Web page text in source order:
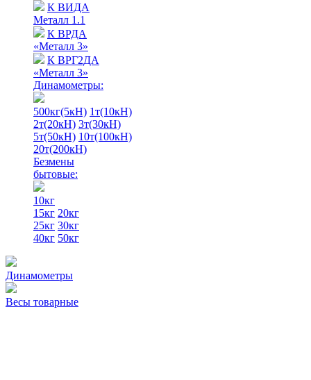
К ВИДА
Металл 1.1
К ВРДА
«Металл 3»
К ВРГ2ДА
«Металл 3»
Динамометры:
500кг(5кН) 1т(10кН)
2т(20кН) 3т(30кН)
5т(50кН) 10т(100кН)
20т(200кН)
Безмены
бытовые:
10кг
15кг 20кг
25кг 30кг
40кг 50кг
Динамометры
Весы товарные